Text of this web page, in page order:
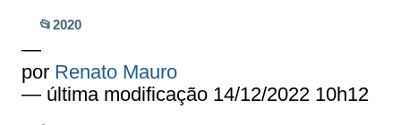
📂2020
—
por Renato Mauro
— última modificação 14/12/2022 10h12